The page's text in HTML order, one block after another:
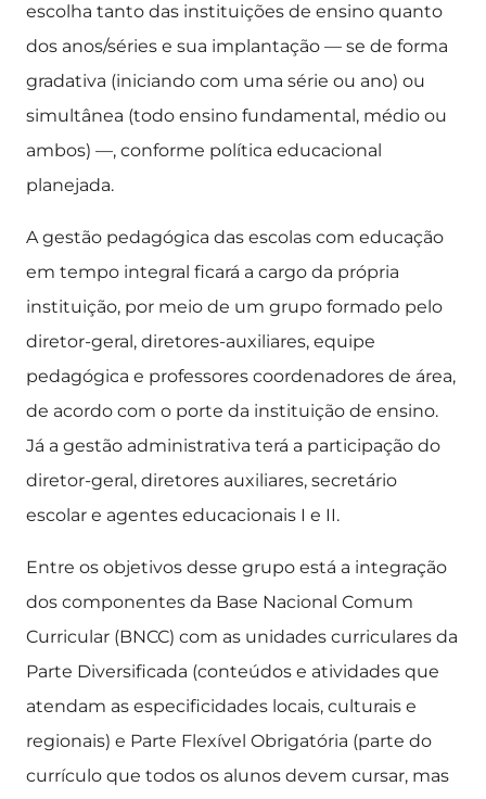
escolha tanto das instituições de ensino quanto
dos anos/séries e sua implantação — se de forma
gradativa (iniciando com uma série ou ano) ou
simultânea (todo ensino fundamental, médio ou
ambos) —, conforme política educacional
planejada.
A gestão pedagógica das escolas com educação
em tempo integral ficará a cargo da própria
instituição, por meio de um grupo formado pelo
diretor-geral, diretores-auxiliares, equipe
pedagógica e professores coordenadores de área,
de acordo com o porte da instituição de ensino.
Já a gestão administrativa terá a participação do
diretor-geral, diretores auxiliares, secretário
escolar e agentes educacionais I e II.
Entre os objetivos desse grupo está a integração
dos componentes da Base Nacional Comum
Curricular (BNCC) com as unidades curriculares da
Parte Diversificada (conteúdos e atividades que
atendam as especificidades locais, culturais e
regionais) e Parte Flexível Obrigatória (parte do
currículo que todos os alunos devem cursar, mas